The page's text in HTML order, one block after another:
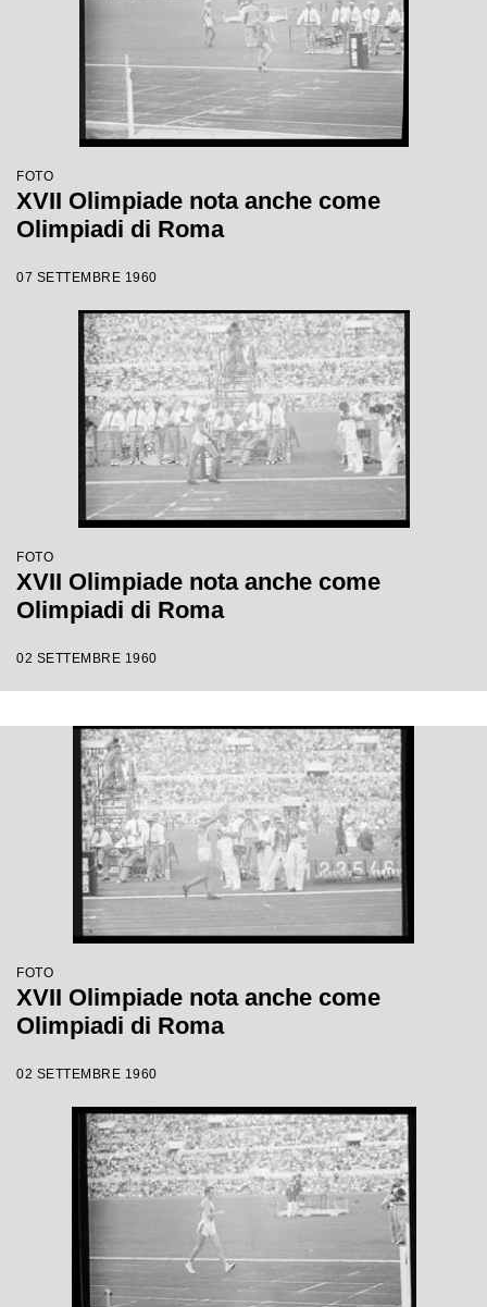
FOTO
XVII Olimpiade nota anche come
Olimpiadi di Roma
07 SETTEMBRE 1960
FOTO
XVII Olimpiade nota anche come
Olimpiadi di Roma
02 SETTEMBRE 1960
FOTO
XVII Olimpiade nota anche come
Olimpiadi di Roma
02 SETTEMBRE 1960